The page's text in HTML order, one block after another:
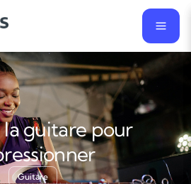
la guitare pour
Guitare